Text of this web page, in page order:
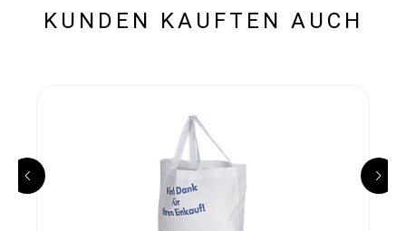
KUNDEN KAUFTEN AUCH